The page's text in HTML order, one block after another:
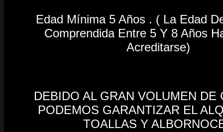
Edad Mínima 5 Años . ( La Edad
Comprendida Entre 5 Y 8 Años
Acreditarse)
DEBIDO AL GRAN VOLUMEN DE
PODEMOS GARANTIZAR EL
TOALLAS Y